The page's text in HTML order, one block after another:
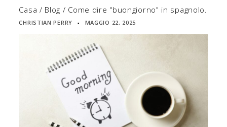
Casa / Blog / Come dire "buongiorno" in spagnolo.
CHRISTIAN PERRY ▪ MAGGIO 22, 2025